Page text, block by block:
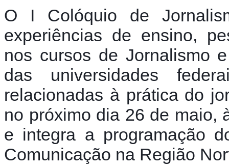
O I Colóquio de
experiências de ensino,
nos cursos de Jornalismo
das universidades
relacionadas à prática do
no próximo dia 26 de maio,
e integra a programação
Comunicação na Região